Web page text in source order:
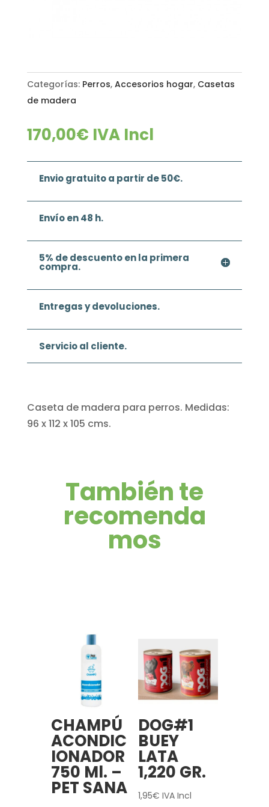
Categorías: Perros, Accesorios hogar, Casetas
de madera
170,00€ IVA Incl
Envio gratuito a partir de 50€.
Envío en 48 h.
5% de descuento en la primera
compra.
Entregas y devoluciones.
Servicio al cliente.
Caseta de madera para perros. Medidas:
96 x 112 x 105 cms.
También te
recomenda
mos
CHAMPÚ
ACONDIC
IONADOR
750 Ml. –
PET SANA
DOG#1
BUEY
LATA
1,220 GR.
1,95€ IVA Incl